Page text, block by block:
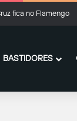
fica no Flamengo
BASTIDORES